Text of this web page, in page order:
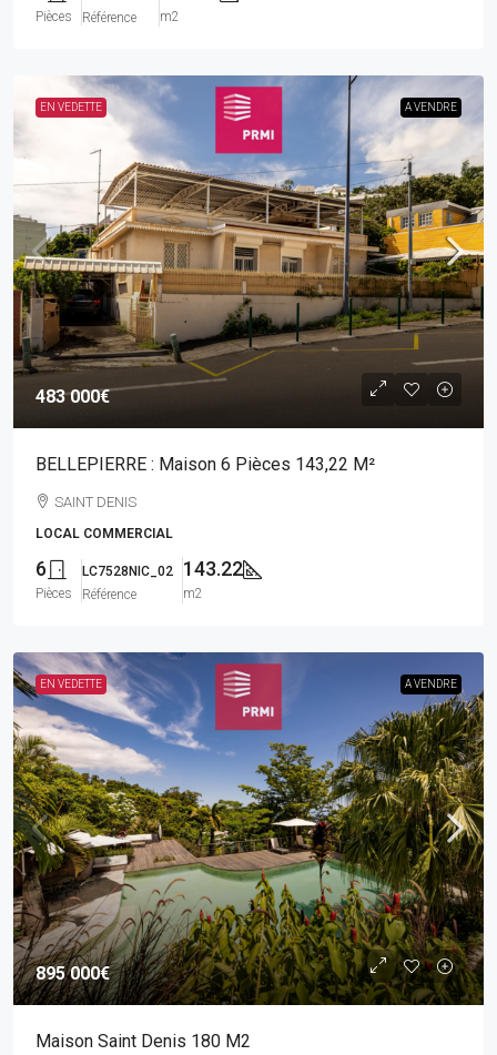
Pièces
Référence
m2
EN VEDETTE A VENDRE
483 000€
BELLEPIERRE : Maison 6 Pièces 143,22 M²
SAINT DENIS
LOCAL COMMERCIAL
6
Pièces
LC7528NIC_02
Référence
143.22
m2
EN VEDETTE A VENDRE
895 000€
Maison Saint Denis 180 M2